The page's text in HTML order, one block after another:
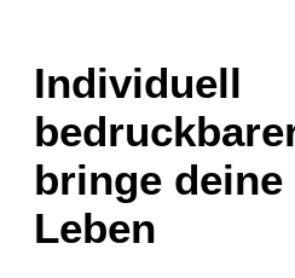
Individuell
bringe deine
Leben